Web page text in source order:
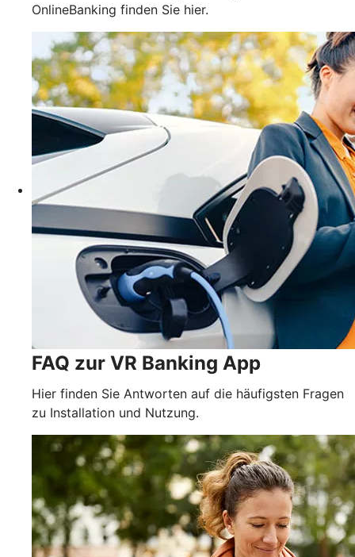
OnlineBanking finden Sie hier.
FAQ zur VR Banking App
Hier finden Sie Antworten auf die häufigsten Fragen
zu Installation und Nutzung.